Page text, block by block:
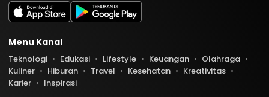
Menu Kanal
Teknologi Edukasi Lifestyle Keuangan
Olahraga
Kuliner
Hiburan Travel Kesehatan
Kreativitas
Karier
Inspirasi